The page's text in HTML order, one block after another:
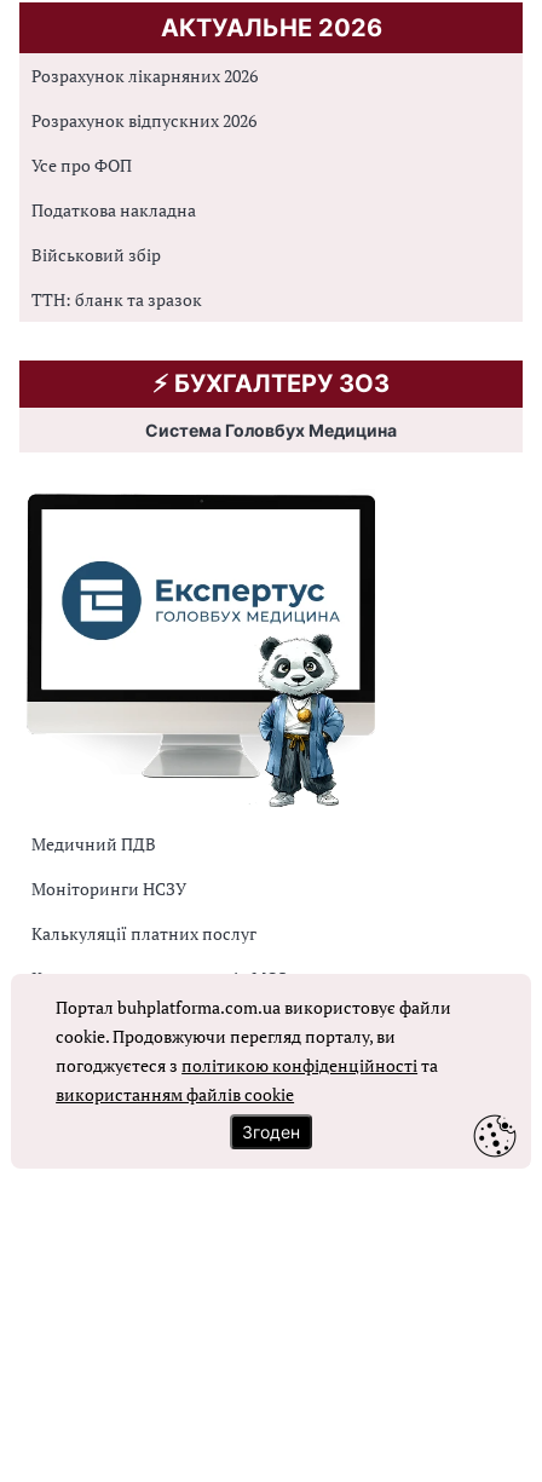
АКТУАЛЬНЕ 2026
Розрахунок лікарняних 2026
Розрахунок відпускних 2026
Усе про ФОП
Податкова накладна
Військовий збір
ТТН: бланк та зразок
⚡️ БУХГАЛТЕРУ ЗОЗ
Система Головбух Медицина
Медичний ПДВ
Моніторинги НСЗУ
Калькуляції платних послуг
Коригувальна накладна від МОЗ
Оплата праці в КНП
ОТРИМАТИ ДОСТУП
Портал buhplatforma.com.ua використовує файли
cookie. Продовжуючи перегляд порталу, ви
погоджуєтеся зполітикою конфіденційностіта
використанням файлів cookie
Згоден